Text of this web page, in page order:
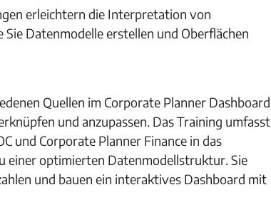
erleichtern die Interpretation von
Datenmodelle erstellen und Oberflächen
Quellen im Corporate Planner Dashboard
und anzupassen. Das Training umfasst
und Corporate Planner Finance in das
einer optimierten Datenmodellstruktur. Sie
und bauen ein interaktives Dashboard mit